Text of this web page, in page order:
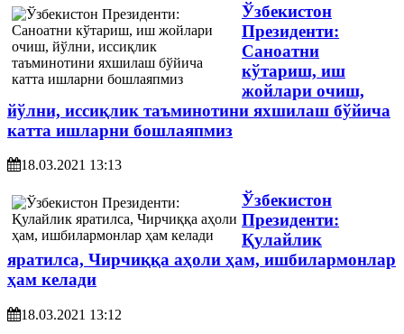
Ўзбекистон
Президенти:
Саноатни
кўтариш, иш
жойлари очиш,
йўлни, иссиқлик таъминотини яхшилаш бўйича
катта ишларни бошлаяпмиз
18.03.2021 13:13
Ўзбекистон
Президенти:
Қулайлик
яратилса, Чирчиққа аҳоли ҳам, ишбилармонлар
ҳам келади
18.03.2021 13:12